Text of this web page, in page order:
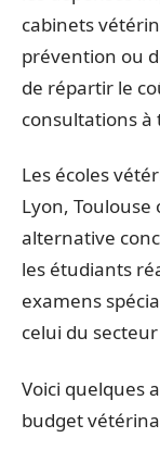
cabinets
prévention ou
de répartir le
consultations
Les écoles
Lyon,
alternative
les étudiants
examens
celui du
Voici quelques
budget